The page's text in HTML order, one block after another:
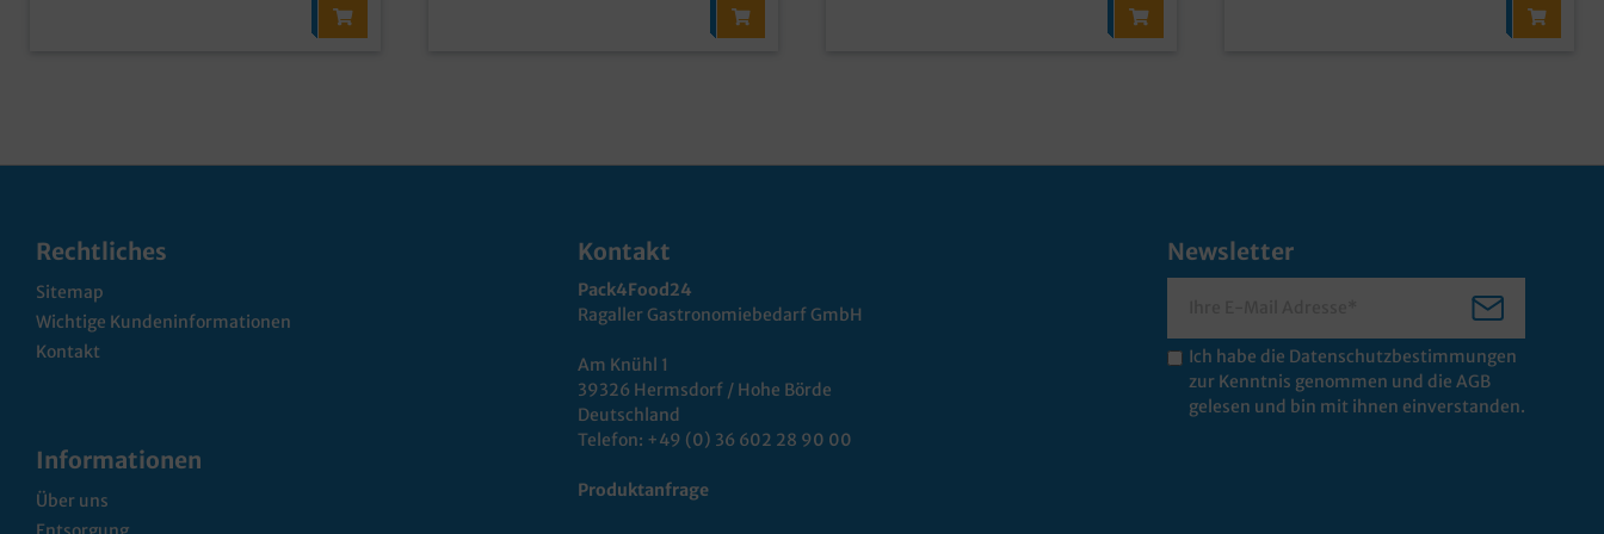
Rechtliches
Sitemap
Wichtige Kundeninformationen
Kontakt
Informationen
Über uns
Kontakt
Pack4Food24
Ragaller Gastronomiebedarf GmbH
Am Knühl 1
39326 Hermsdorf / Hohe Börde
Deutschland
Telefon: +49 (0) 36 602 28 90 00
Produktanfrage
Newsletter
Ich habe die Datenschutzbestimmungen
zur Kenntnis genommen und die AGB
gelesen und bin mit ihnen einverstanden.